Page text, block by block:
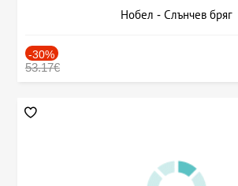
Нобел - Слънчев бряг
-30%
53.17€